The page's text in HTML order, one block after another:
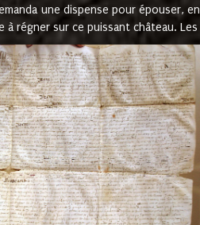
une dispense pour épouser,
régner sur ce puissant château.